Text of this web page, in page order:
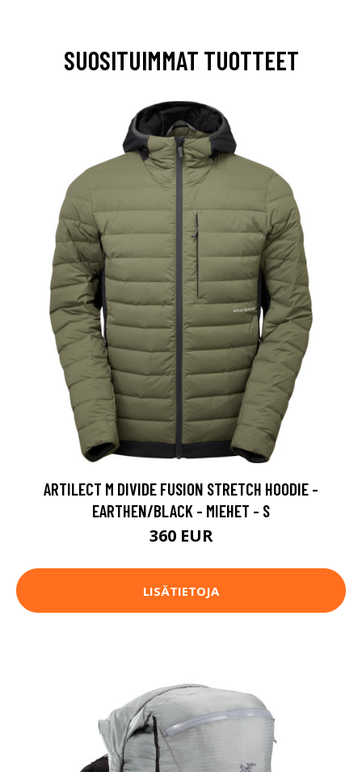
SUOSITUIMMAT TUOTTEET
ARTILECT M DIVIDE FUSION STRETCH HOODIE -
EARTHEN/BLACK - MIEHET - S
360 EUR
LISÄTIETOJA